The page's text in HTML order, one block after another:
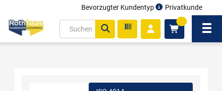
Bevorzugter Kundentyp Privatkunde